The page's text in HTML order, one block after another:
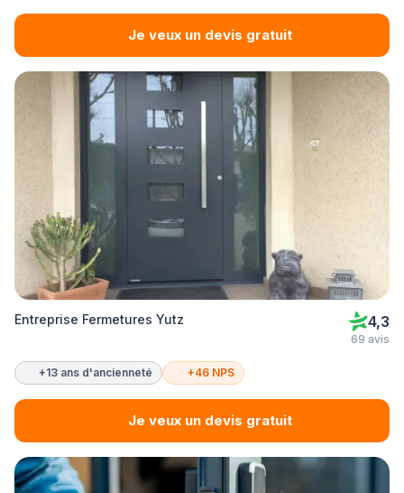
Je veux un devis gratuit
Entreprise Fermetures Yutz 4,3
69 avis
+13 ans d'ancienneté +46 NPS
Je veux un devis gratuit